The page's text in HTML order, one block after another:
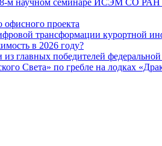
офисного проекта
трансформации курортной
в 2026 году?
главных победителей
Света» по гребле на лодках